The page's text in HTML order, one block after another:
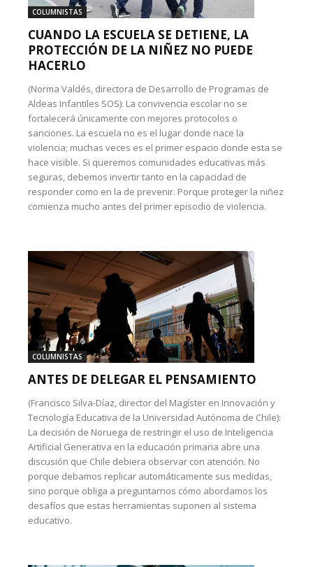
COLUMNISTAS
CUANDO LA ESCUELA SE DETIENE, LA
PROTECCIÓN DE LA NIÑEZ NO PUEDE
HACERLO
(Norma Valdés, directora de Desarrollo de Programas de
Aldeas Infantiles SOS): La convivencia escolar no se
fortalecerá únicamente con mejores protocolos o
sanciones. La escuela no es el lugar donde nace la
violencia; muchas veces es el primer espacio donde esta se
hace visible. Si queremos comunidades educativas más
seguras, debemos invertir tanto en la capacidad de
responder como en la de prevenir. Porque proteger la niñez
comienza mucho antes del primer episodio de violencia.
COLUMNISTAS
ANTES DE DELEGAR EL PENSAMIENTO
(Francisco Silva-Díaz, director del Magíster en Innovación y
Tecnología Educativa de la Universidad Autónoma de Chile):
La decisión de Noruega de restringir el uso de Inteligencia
Artificial Generativa en la educación primaria abre una
discusión que Chile debiera observar con atención. No
porque debamos replicar automáticamente sus medidas,
sino porque obliga a preguntarnos cómo abordamos los
desafíos que estas herramientas suponen al sistema
educativo.